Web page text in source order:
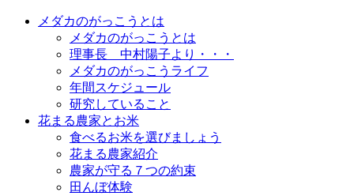
メダカのがっこうとは
メダカのがっこうとは
理事長 中村陽子より・・・
メダカのがっこうライフ
年間スケジュール
研究していること
花まる農家とお米
食べるお米を選びましょう
花まる農家紹介
農家が守る７つの約束
田んぼ体験